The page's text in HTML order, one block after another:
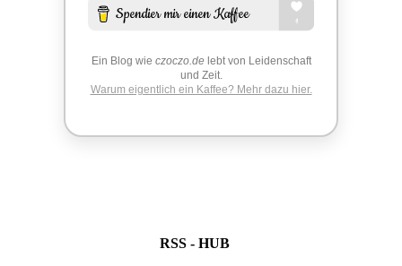
Ein Blog wie czoczo.delebt von Leidenschaft
und Zeit.
Warum eigentlich ein Kaffee? Mehr dazu hier.
RSS - HUB